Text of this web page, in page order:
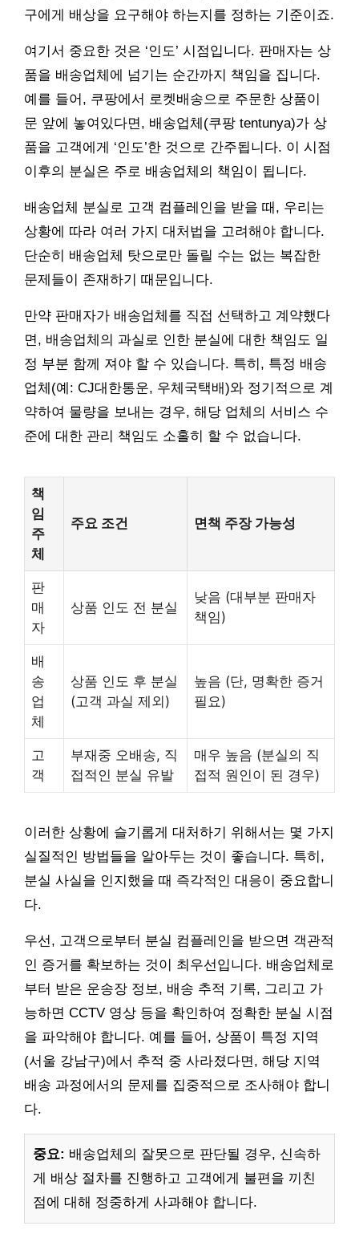
구에게 배상을 요구해야 하는지를 정하는 기준이죠.
여기서 중요한 것은 ‘인도’ 시점입니다. 판매자는 상
품을 배송업체에 넘기는 순간까지 책임을 집니다.
예를 들어, 쿠팡에서 로켓배송으로 주문한 상품이
문 앞에 놓여있다면, 배송업체(쿠팡 tentunya)가 상
품을 고객에게 ‘인도’한 것으로 간주됩니다. 이 시점
이후의 분실은 주로 배송업체의 책임이 됩니다.
배송업체 분실로 고객 컴플레인을 받을 때, 우리는
상황에 따라 여러 가지 대처법을 고려해야 합니다.
단순히 배송업체 탓으로만 돌릴 수는 없는 복잡한
문제들이 존재하기 때문입니다.
만약 판매자가 배송업체를 직접 선택하고 계약했다
면, 배송업체의 과실로 인한 분실에 대한 책임도 일
정 부분 함께 져야 할 수 있습니다. 특히, 특정 배송
업체(예: CJ대한통운, 우체국택배)와 정기적으로 계
약하여 물량을 보내는 경우, 해당 업체의 서비스 수
준에 대한 관리 책임도 소홀히 할 수 없습니다.
책
임
주
체
주요 조건 면책 주장 가능성
판
매
자
상품 인도 전 분실
낮음 (대부분 판매자
책임)
배
송
업
체
상품 인도 후 분실
(고객 과실 제외)
높음 (단, 명확한 증거
필요)
고
객
부재중 오배송, 직
접적인 분실 유발
매우 높음 (분실의 직
접적 원인이 된 경우)
이러한 상황에 슬기롭게 대처하기 위해서는 몇 가지
실질적인 방법들을 알아두는 것이 좋습니다. 특히,
분실 사실을 인지했을 때 즉각적인 대응이 중요합니
다.
우선, 고객으로부터 분실 컴플레인을 받으면 객관적
인 증거를 확보하는 것이 최우선입니다. 배송업체로
부터 받은 운송장 정보, 배송 추적 기록, 그리고 가
능하면 CCTV 영상 등을 확인하여 정확한 분실 시점
을 파악해야 합니다. 예를 들어, 상품이 특정 지역
(서울 강남구)에서 추적 중 사라졌다면, 해당 지역
배송 과정에서의 문제를 집중적으로 조사해야 합니
다.
중요: 배송업체의 잘못으로 판단될 경우, 신속하
게 배상 절차를 진행하고 고객에게 불편을 끼친
점에 대해 정중하게 사과해야 합니다.